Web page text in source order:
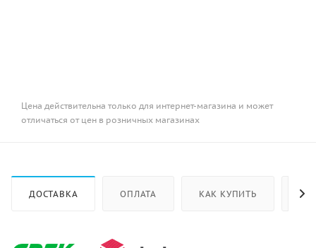
Цена действительна только для интернет-магазина и может
отличаться от цен в розничных магазинах
ДОСТАВКА ОПЛАТА КАК КУПИТЬ